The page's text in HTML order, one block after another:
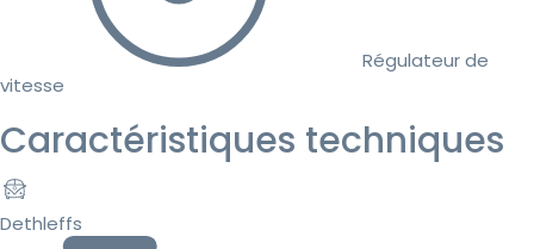
Régulateur de
vitesse
Caractéristiques techniques
Dethleffs